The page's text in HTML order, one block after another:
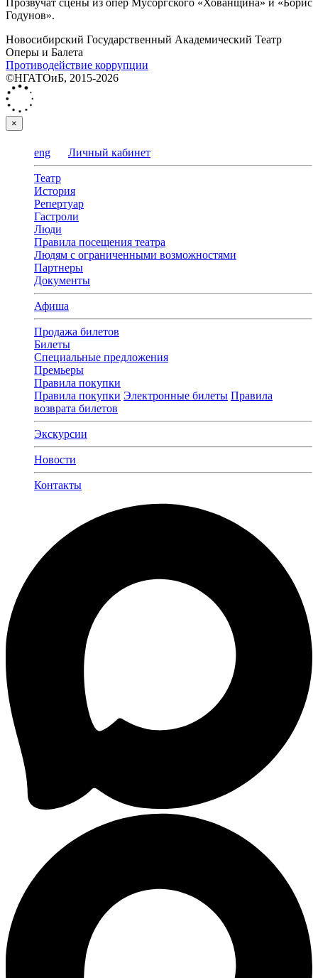
Годунов».
Новосибирский Государственный Академический Театр
Оперы и Балета
Противодействие коррупции
©НГАТОиБ, 2015-2026
×
eng Личный кабинет
Театр
История
Репертуар
Гастроли
Люди
Правила посещения театра
Людям с ограниченными возможностями
Партнеры
Документы
Афиша
Продажа билетов
Билеты
Специальные предложения
Премьеры
Правила покупки
Правила покупки Электронные билеты Правила
возврата билетов
Экскурсии
Новости
Контакты